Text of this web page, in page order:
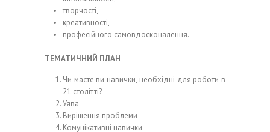
творчості,
креативності,
професійного самовдосконалення.
ТЕМАТИЧНИЙ ПЛАН
Чи маєте ви навички, необхідні для роботи в
21 столітті?
Уява
Вирішення проблеми
Комунікативні навички